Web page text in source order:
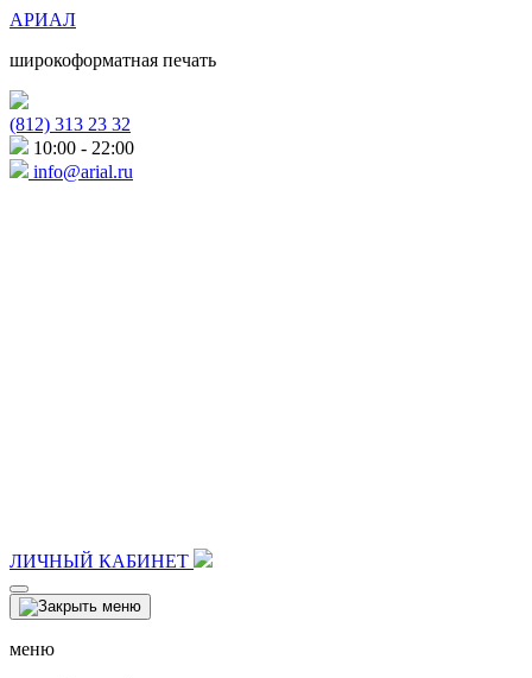
АРИАЛ
широкоформатная печать
(812) 313 23 32
10:00 - 22:00
info@arial.ru
ЛИЧНЫЙ КАБИНЕТ
меню